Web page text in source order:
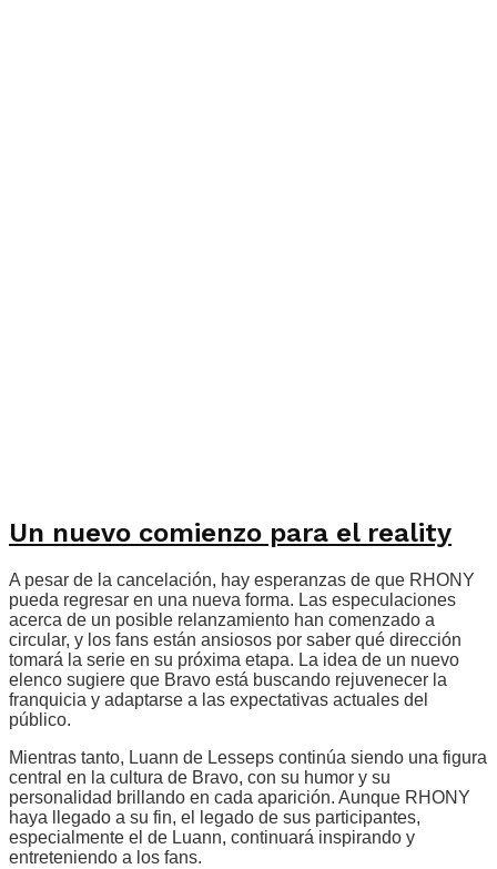
Un nuevo comienzo para el reality
A pesar de la cancelación, hay esperanzas de que RHONY
pueda regresar en una nueva forma. Las especulaciones
acerca de un posible relanzamiento han comenzado a
circular, y los fans están ansiosos por saber qué dirección
tomará la serie en su próxima etapa. La idea de un nuevo
elenco sugiere que Bravo está buscando rejuvenecer la
franquicia y adaptarse a las expectativas actuales del
público.
Mientras tanto, Luann de Lesseps continúa siendo una figura
central en la cultura de Bravo, con su humor y su
personalidad brillando en cada aparición. Aunque RHONY
haya llegado a su fin, el legado de sus participantes,
especialmente el de Luann, continuará inspirando y
entreteniendo a los fans.